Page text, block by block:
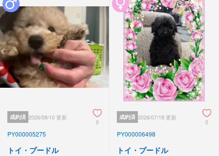
成約済 2026/08/10 更新
0
PY000005275
トイ・プードル
成約済 2026/07/18 更新
0
PY000006498
トイ・プードル